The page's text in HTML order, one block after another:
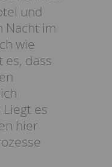
und
Nacht im
wie
es, dass
es
hier